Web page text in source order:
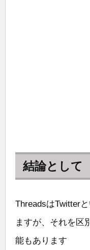
結論として
ThreadsはTwitter
ますが、それを区
能もあります